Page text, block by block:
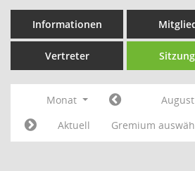
Informationen
Vertreter
Monat August
Aktuell
Gremium